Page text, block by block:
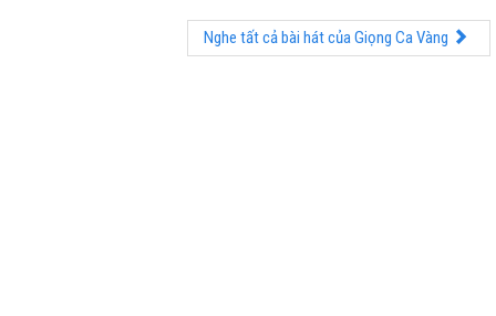
Nghe tất cả bài hát của Giọng Ca Vàng